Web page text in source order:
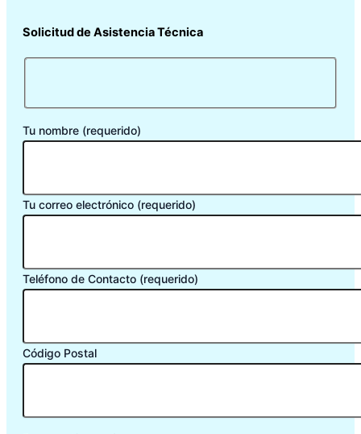
Solicitud de Asistencia Técnica
Tu nombre (requerido)
Tu correo electrónico (requerido)
Teléfono de Contacto (requerido)
Código Postal